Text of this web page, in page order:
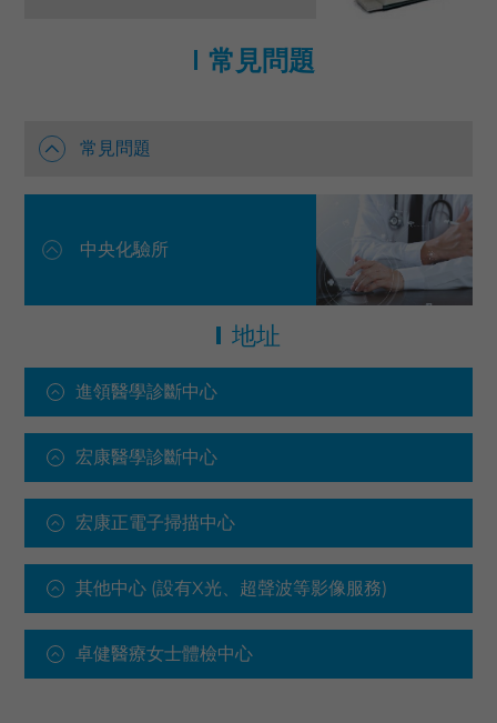
常見問題
常見問題
中央化驗所
地址
進領醫學診斷中心
宏康醫學診斷中心
宏康正電子掃描中心
其他中心 (設有X光、超聲波等影像服務)
卓健醫療女士體檢中心